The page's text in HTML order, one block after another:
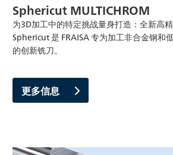
Sphericut MULTICHROM
为3D加工中的特定挑战量身打造：全新高
Sphericut 是 FRAISA 专为加工非合金钢和
的创新铣刀。
更多信息